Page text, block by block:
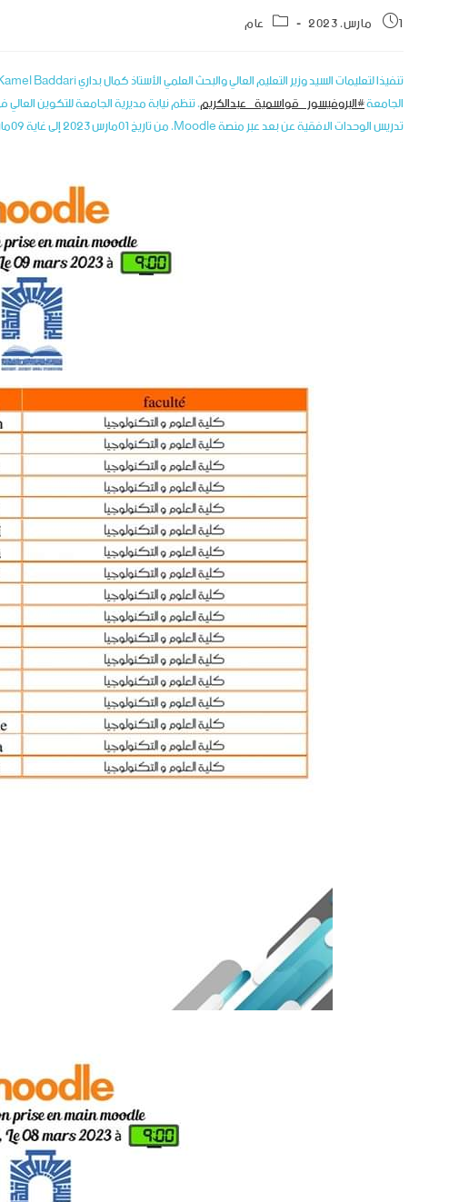
1 مارس، 2023
عام
الجامعة#البروفيسور_قواسمية_عبدالكريم، تنظم نيابة مديرية الجامعة للتكوين
تدريس الوحدات الافقية عن بعد عبر منصة Moodle، من تاريخ 01مارس 2023 إلى غاية 09مارس 2023، وفق القائمة التالية: